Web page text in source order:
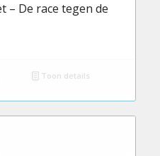
– De race tegen de
Toon details